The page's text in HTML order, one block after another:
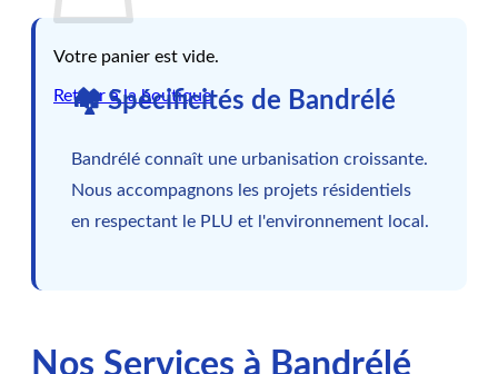
Votre panier est vide.
Retour à la boutique
🏘️ Spécificités de Bandrélé
Bandrélé connaît une urbanisation croissante.
Nous accompagnons les projets résidentiels
en respectant le PLU et l'environnement local.
Nos Services à Bandrélé